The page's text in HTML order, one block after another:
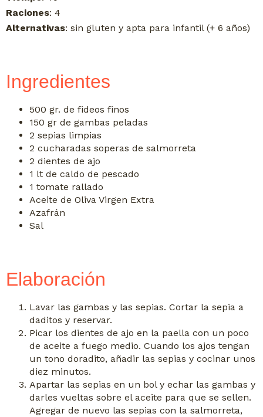
Raciones: 4
Alternativas: sin gluten y apta para infantil (+ 6 años)
Ingredientes
500 gr. de fideos finos
150 gr de gambas peladas
2 sepias limpias
2 cucharadas soperas de salmorreta
2 dientes de ajo
1 lt de caldo de pescado
1 tomate rallado
Aceite de Oliva Virgen Extra
Azafrán
Sal
Elaboración
Lavar las gambas y las sepias. Cortar la sepia a
daditos y reservar.
Picar los dientes de ajo en la paella con un poco
de aceite a fuego medio. Cuando los ajos tengan
un tono doradito, añadir las sepias y cocinar unos
diez minutos.
Apartar las sepias en un bol y echar las gambas y
darles vueltas sobre el aceite para que se sellen.
Agregar de nuevo las sepias con la salmorreta,